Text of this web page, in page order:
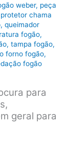
weber, peça
protetor chama
,queimador
fogão,
,tampa fogão,
forno fogão,
fogão
para
geral para